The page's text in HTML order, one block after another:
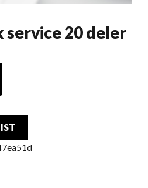
service 20 deler